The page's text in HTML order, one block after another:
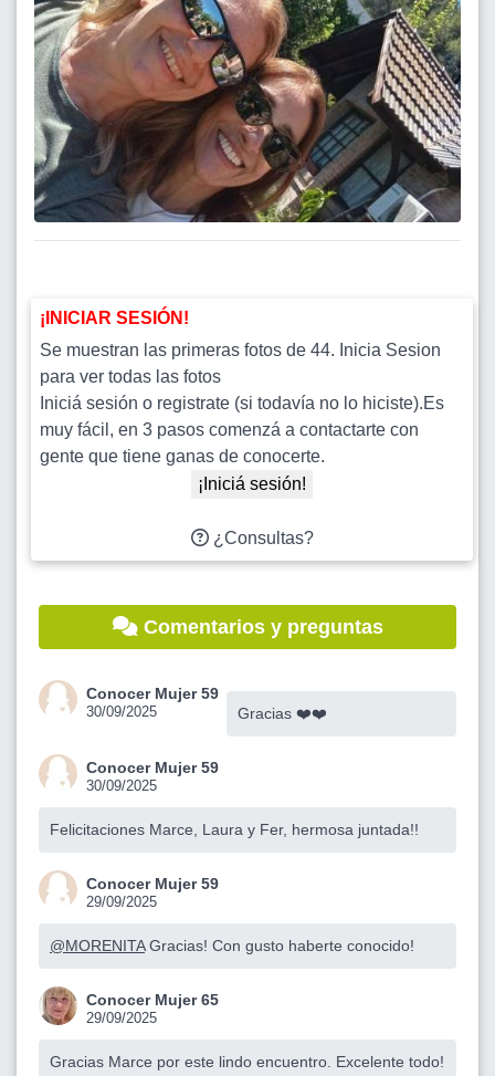
¡INICIAR SESIÓN!
Se muestran las primeras fotos de 44. Inicia Sesion
para ver todas las fotos
Iniciá sesión o registrate (si todavía no lo hiciste).Es
muy fácil, en 3 pasos comenzá a contactarte con
gente que tiene ganas de conocerte.
¡Iniciá sesión!
¿Consultas?
Comentarios y preguntas
Conocer Mujer 59
30/09/2025 Gracias ❤️❤️
Conocer Mujer 59
30/09/2025
Felicitaciones Marce, Laura y Fer, hermosa juntada!!
Conocer Mujer 59
29/09/2025
@MORENITAGracias! Con gusto haberte conocido!
Conocer Mujer 65
29/09/2025
Gracias Marce por este lindo encuentro. Excelente todo!